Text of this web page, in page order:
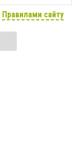
Правилами сайту